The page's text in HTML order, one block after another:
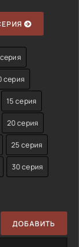
серия
15 серия
20 серия
25 серия
30 серия
ДОБАВИТЬ